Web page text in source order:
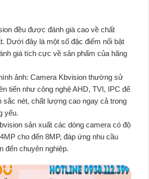
đều được đánh giá cao về chất
Dưới đây là một số đặc điểm nổi bật
giá tích cực về sản phẩm của hãng
ảnh: Camera Kbvision thường sử
tiến như công nghệ AHD, TVI, IPC để
sắc nét, chất lượng cao ngay cả trong
yếu.
sản xuất các dòng camera có độ
cho đến 8MP, đáp ứng nhu cầu
đến chuyên nghiệp.